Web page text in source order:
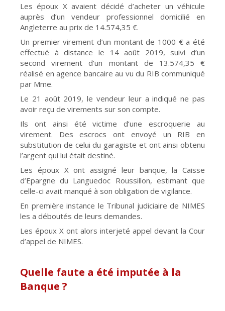
Les époux X avaient décidé d’acheter un véhicule
auprès d’un vendeur professionnel domicilié en
Angleterre au prix de 14.574,35 €.
Un premier virement d’un montant de 1000 € a été
effectué à distance le 14 août 2019, suivi d’un
second virement d’un montant de 13.574,35 €
réalisé en agence bancaire au vu du RIB communiqué
par Mme.
Le 21 août 2019, le vendeur leur a indiqué ne pas
avoir reçu de virements sur son compte.
Ils ont ainsi été victime d’une escroquerie au
virement. Des escrocs ont envoyé un RIB en
substitution de celui du garagiste et ont ainsi obtenu
l’argent qui lui était destiné.
Les époux X ont assigné leur banque, la Caisse
d’Epargne du Languedoc Roussillon, estimant que
celle-ci avait manqué à son obligation de vigilance.
En première instance le Tribunal judiciaire de NIMES
les a déboutés de leurs demandes.
Les époux X ont alors interjeté appel devant la Cour
d’appel de NIMES.
Quelle faute a été imputée à la
Banque ?